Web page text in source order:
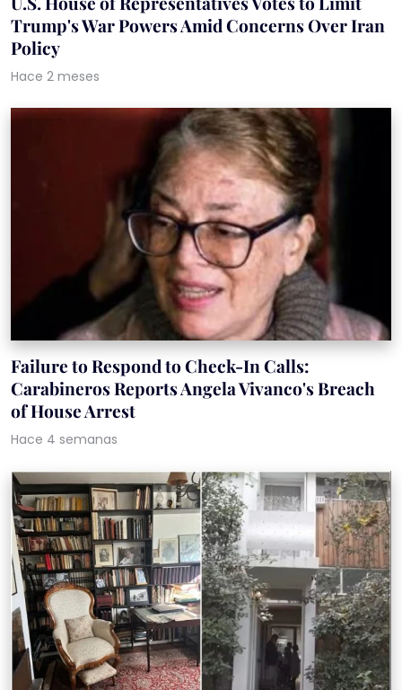
Trump's War Powers Amid Concerns Over Iran
Policy
Hace 2 meses
Failure to Respond to Check-In Calls:
Carabineros Reports Angela Vivanco's Breach
of House Arrest
Hace 4 semanas